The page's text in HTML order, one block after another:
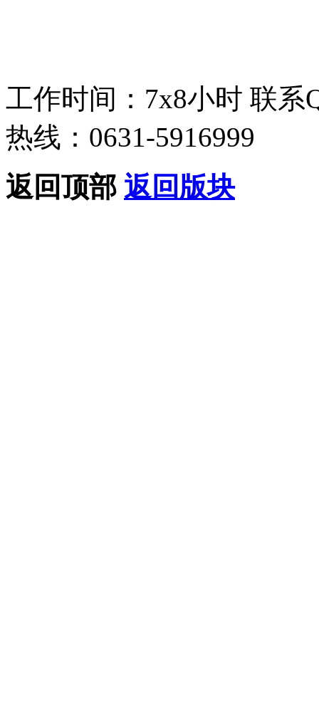
工作时间：7x8小时 联系
热线：0631-5916999
返回顶部 返回版块